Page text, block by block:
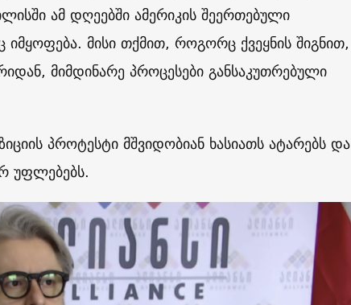
ამ დღეებში ამერიკის შეერთებული
მისი თქმით, როგორც ქვეყნის შიგნით,
მიმდინარე პროცესები განსაკუთრებული
პროტესტი მშვიდობიან ხასიათს ატარებს და
უფლებებს.